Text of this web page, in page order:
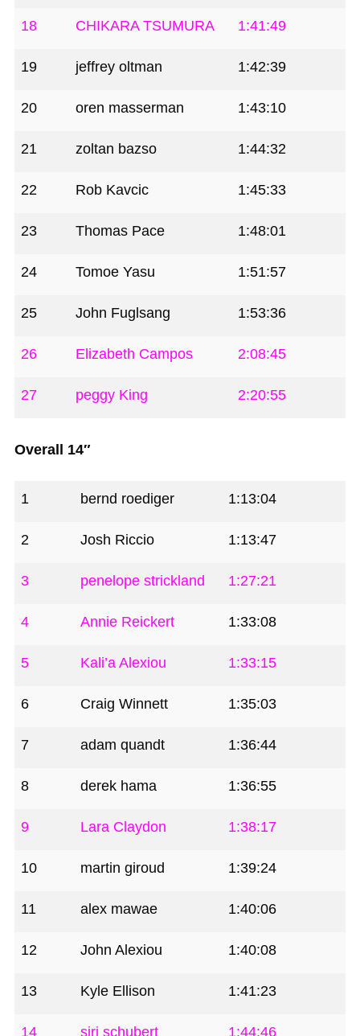
18 CHIKARA TSUMURA 1:41:49
19 jeffrey oltman 1:42:39
20 oren masserman 1:43:10
21 zoltan bazso 1:44:32
22 Rob Kavcic 1:45:33
23 Thomas Pace 1:48:01
24 Tomoe Yasu 1:51:57
25 John Fuglsang 1:53:36
26 Elizabeth Campos 2:08:45
27 peggy King 2:20:55
Overall 14″
1 bernd roediger 1:13:04
2 Josh Riccio 1:13:47
3 penelope strickland 1:27:21
4 Annie Reickert 1:33:08
5 Kali’a Alexiou 1:33:15
6 Craig Winnett 1:35:03
7 adam quandt 1:36:44
8 derek hama 1:36:55
9 Lara Claydon 1:38:17
10 martin giroud 1:39:24
11 alex mawae 1:40:06
12 John Alexiou 1:40:08
13 Kyle Ellison 1:41:23
14 siri schubert 1:44:46